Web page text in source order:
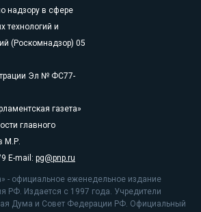
надзору в сфере
технологий и
(Роскомнадзор) 05
Эл № ФС77-
газета»
главного
М.Р.
E-mail: pg@pnp.ru
- официальное еженедельное издание
РФ. Издается с 1997 года. Учредители
Дума и Совет Федерации РФ. Официальный